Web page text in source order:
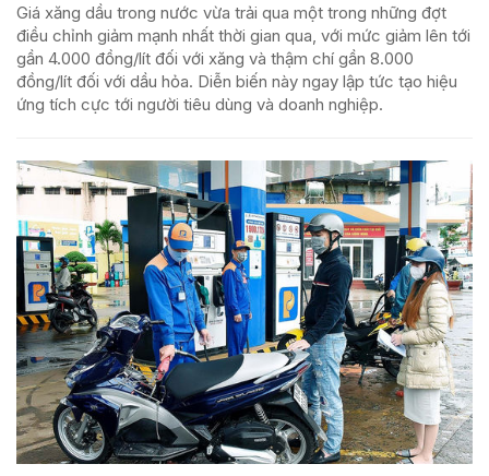
Giá xăng dầu trong nước vừa trải qua một trong những đợt
điều chỉnh giảm mạnh nhất thời gian qua, với mức giảm lên tới
gần 4.000 đồng/lít đối với xăng và thậm chí gần 8.000
đồng/lít đối với dầu hỏa. Diễn biến này ngay lập tức tạo hiệu
ứng tích cực tới người tiêu dùng và doanh nghiệp.